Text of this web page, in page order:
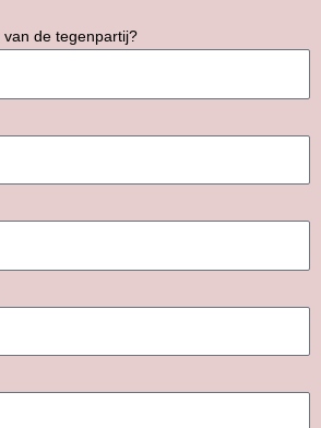
de tegenpartij?